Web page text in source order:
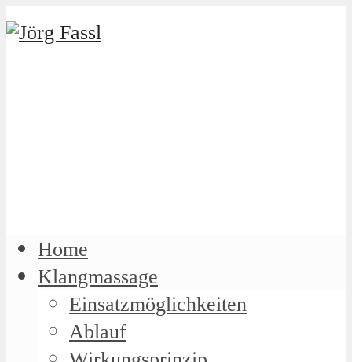
Home
Klangmassage
Einsatzmöglichkeiten
Ablauf